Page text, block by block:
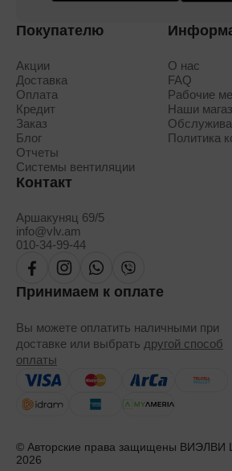
Покупателю
Акции
Доставка
Оплата
Кредит
Заказ
Блог
Отчеты
Системы вентиляции
О нас
FAQ
Рабочие
Наши
Политика
Контакт
Аршакуняц 69/5
info@vlv.am
010-34-99-44
Принимаем к оплате
Вы можете оплатить наличными при
доставке или выбрать другой способ
оплаты
© Авторские права защищены ВИЭЛВИ
2026